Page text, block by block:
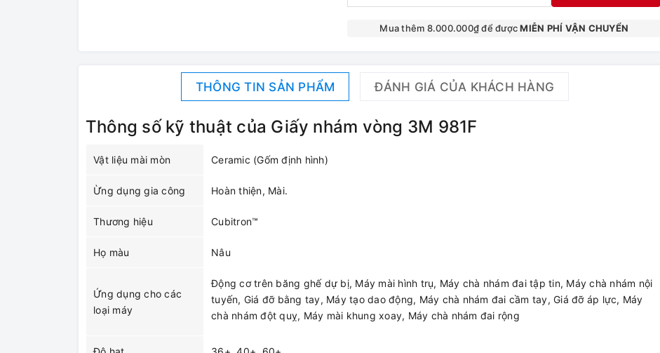
Mua thêm 8.000.000₫ để đượcMIỄN PHÍ VẬN CHUYỂN
THÔNG TIN SẢN PHẨM ĐÁNH GIÁ CỦA KHÁCH HÀNG
Thông số kỹ thuật của Giấy nhám vòng 3M 981F
Vật liệu mài mòn Ceramic (Gốm định hình)
Ừng dụng gia công Hoàn thiện, Mài.
Thương hiệu Cubitron™
Họ màu Nâu
Ứng dụng cho các
loại máy
Động cơ trên băng ghế dự bị, Máy mài hình trụ, Máy chà nhám đai tập tin, Máy chà nhám nội
tuyến, Giá đỡ bằng tay, Máy tạo dao động, Máy chà nhám đai cầm tay, Giá đỡ áp lực, Máy
chà nhám đột quỵ, Máy mài khung xoay, Máy chà nhám đai rộng